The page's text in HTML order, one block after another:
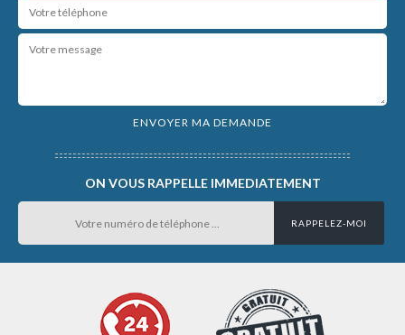
ON VOUS RAPPELLE IMMEDIATEMENT